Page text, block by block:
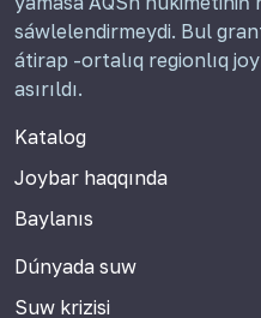
sáwlelendirmeydi. Bul
átirap -ortalıq regionlıq
asırıldı.
Katalog
Joybar haqqında
Baylanıs
Dúnyada suw
Suw krizisi